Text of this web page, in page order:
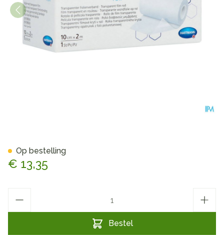
€ 13,35
Bestel
Op bestelling